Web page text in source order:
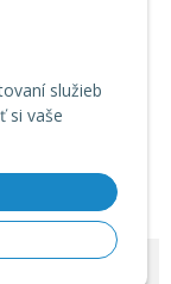
služieb
si vaše
spoločnosti